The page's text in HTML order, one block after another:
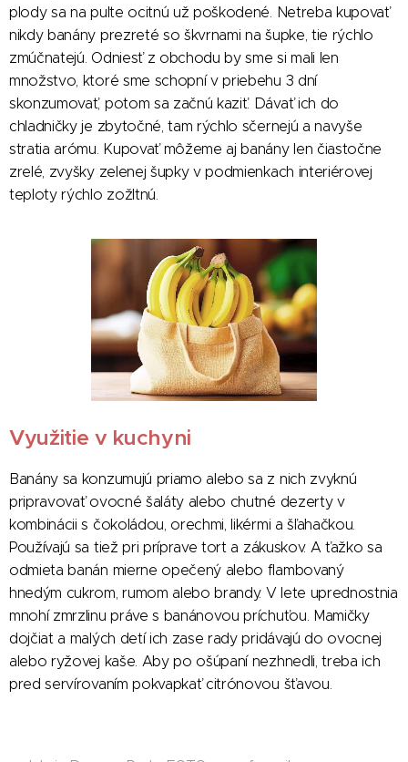
plody sa na pulte ocitnú už poškodené. Netreba kupovať
nikdy banány prezreté so škvrnami na šupke, tie rýchlo
zmúčnatejú. Odniesť z obchodu by sme si mali len
množstvo, ktoré sme schopní v priebehu 3 dní
skonzumovať, potom sa začnú kaziť. Dávať ich do
chladničky je zbytočné, tam rýchlo sčernejú a navyše
stratia arómu. Kupovať môžeme aj banány len čiastočne
zrelé, zvyšky zelenej šupky v podmienkach interiérovej
teploty rýchlo zožltnú.
Využitie v kuchyni
Banány sa konzumujú priamo alebo sa z nich zvyknú
pripravovať ovocné šaláty alebo chutné dezerty v
kombinácii s čokoládou, orechmi, likérmi a šľahačkou.
Používajú sa tiež pri príprave tort a zákuskov. A ťažko sa
odmieta banán mierne opečený alebo flambovaný
hnedým cukrom, rumom alebo brandy. V lete uprednostnia
mnohí zmrzlinu práve s banánovou príchuťou. Mamičky
dojčiat a malých detí ich zase rady pridávajú do ovocnej
alebo ryžovej kaše. Aby po ošúpaní nezhnedli, treba ich
pred servírovaním pokvapkať citrónovou šťavou.